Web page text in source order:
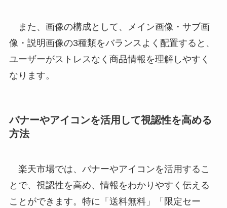
また、画像の構成として、メイン画像・サブ画
像・説明画像の3種類をバランスよく配置すると、
ユーザーがストレスなく商品情報を理解しやすく
なります。
バナーやアイコンを活用して視認性を高める
方法
楽天市場では、バナーやアイコンを活用するこ
とで、視認性を高め、情報をわかりやすく伝える
ことができます。特に「送料無料」「限定セー